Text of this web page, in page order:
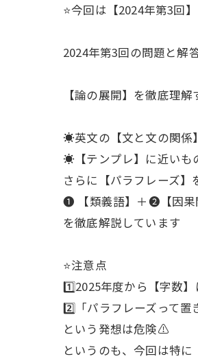
⭐️今回は【2024年第3回
2024年第3回の問題と解
【論の展開】を徹底理
☀︎英文の【文と文の関係
☀︎【テンプレ】に近いも
さらに【パラフレーズ】
❶ 【類義語】＋❷【因果
を徹底解説しています
⭐️注意点
1️⃣2025年度から【字数
2️⃣「パラフレーズって置
という発想は危険⚠️
というのも、今回は特